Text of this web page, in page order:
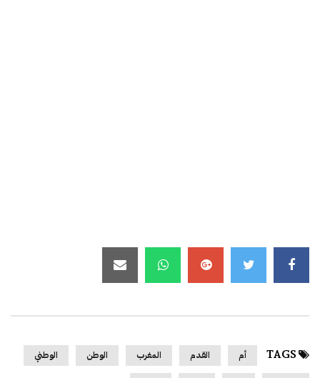
TAGS أم القدم المغرب الوطن الوطني